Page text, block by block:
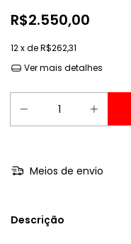
R$2.550,00
12x deR$262,31
Ver mais detalhes
Meios de envio
Descrição